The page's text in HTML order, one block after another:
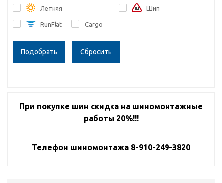
Летняя
RunFlat Cargo
Шип
Сбросить
При покупке шин скидка на шиномонтажные
работы 20%!!!
Телефон шиномонтажа 8-910-249-3820